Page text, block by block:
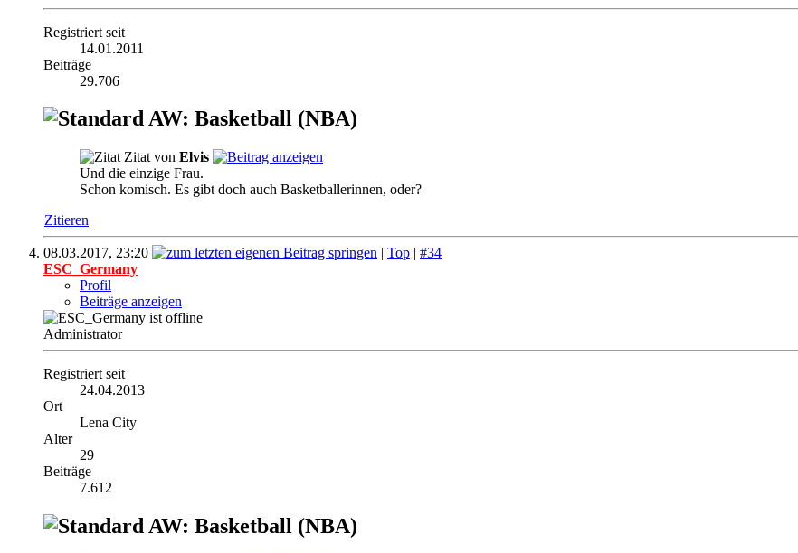
Registriert seit
14.01.2011
Beiträge
29.706
AW: Basketball (NBA)
Zitat von Elvis
Und die einzige Frau.
Schon komisch. Es gibt doch auch Basketballerinnen, oder?
Zitieren
08.03.2017, 23:20 | Top | #34
ESC_Germany
Profil
Beiträge anzeigen
Administrator
Registriert seit
24.04.2013
Ort
Lena City
Alter
29
Beiträge
7.612
AW: Basketball (NBA)